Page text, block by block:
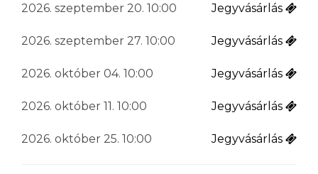
2026. szeptember 20. 10:00 Jegyvásárlás
2026. szeptember 27. 10:00 Jegyvásárlás
2026. október 04. 10:00 Jegyvásárlás
2026. október 11. 10:00 Jegyvásárlás
2026. október 25. 10:00 Jegyvásárlás